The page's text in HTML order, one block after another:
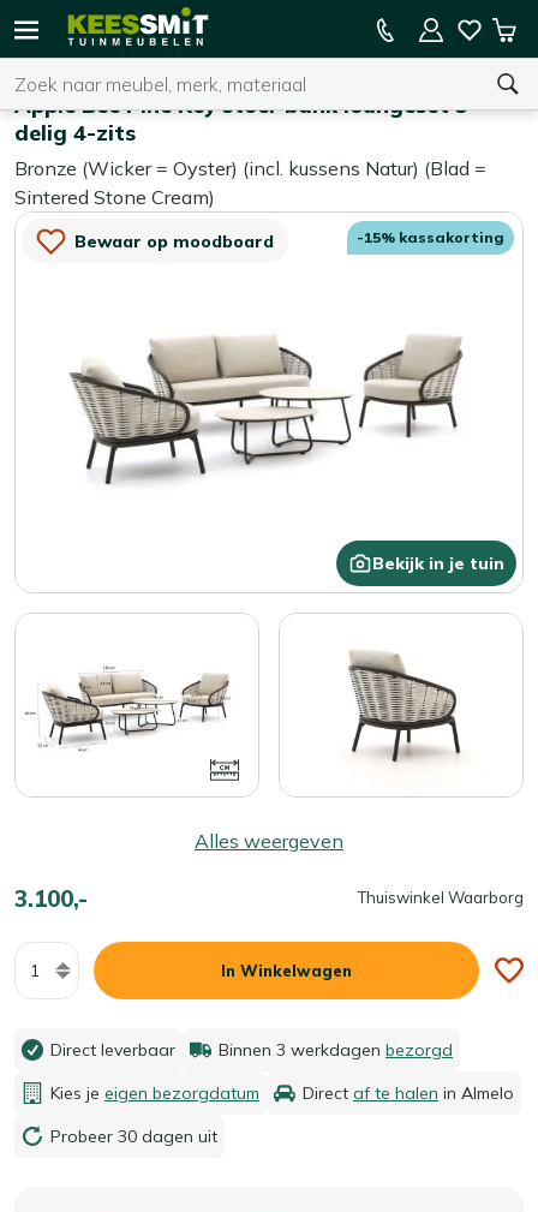
Kees
Tuinmeubelen
Zoeken
U heeft geen product(en) in uw winkelwagen.
15% kassakorting op de hele collectie
Apple Bee Pine Key stoel-bank loungeset 5-
delig 4-zits
Bronze (Wicker = Oyster) (incl. kussens Natur) (Blad =
Sintered Stone Cream)
Bewaar op moodboard
Bekijk in je tuin
-15% kassakorting
Alles weergeven
3.100,- Thuiswinkel Waarborg
Aantal
In Winkelwagen
Direct leverbaar Binnen 3 werkdagen bezorgd
Kies je eigen bezorgdatum Direct af te halen in Almelo
Probeer 30 dagen uit